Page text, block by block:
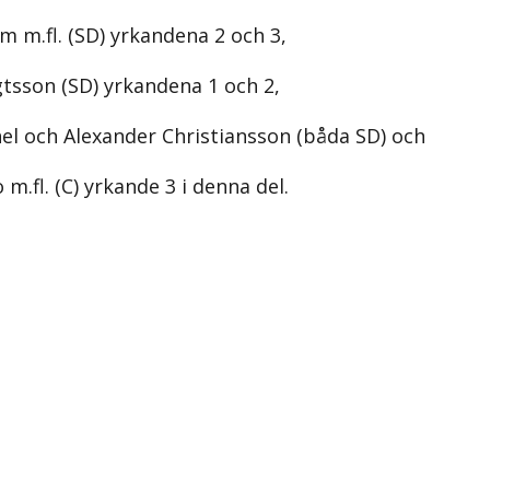
m.fl. (SD) yrkandena 2 och 3,
(SD) yrkandena 1 och 2,
och Alexander Christiansson (båda SD) och
(C) yrkande 3 i denna del.